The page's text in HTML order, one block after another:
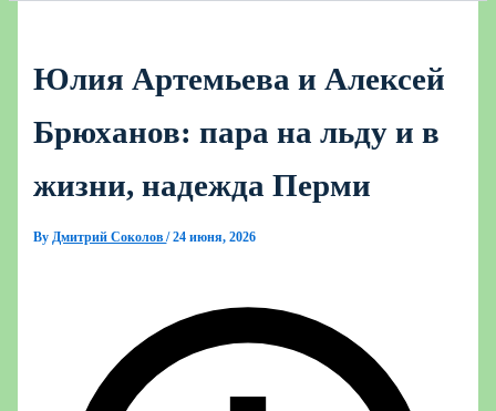
Юлия Артемьева и Алексей
Брюханов: пара на льду и в
жизни, надежда Перми
ByДмитрий Соколов/24 июня, 2026